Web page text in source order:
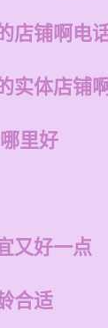
店铺啊电
实体店铺
里好
又好一点
合适